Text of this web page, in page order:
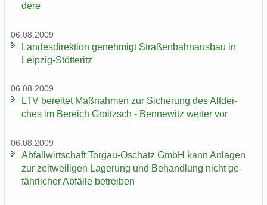
de­re
06.08.2009
Lan­des­di­rek­ti­on ge­neh­migt Stra­ßen­bahn­aus­bau in
Leipzig-​Stötteritz
06.08.2009
LTV be­rei­tet Maß­nah­men zur Si­che­rung des Alt­dei­
ches im Be­reich Groitzsch - Ben­ne­witz wei­ter vor
06.08.2009
Ab­fall­wirt­schaft Torgau-​Oschatz GmbH kann An­la­gen
zur zeit­wei­li­gen La­ge­rung und Be­hand­lung nicht ge­
fähr­li­cher Ab­fäl­le be­trei­ben